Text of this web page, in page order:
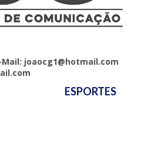
Mail: joaocg1@hotmail.com
ESPORTES